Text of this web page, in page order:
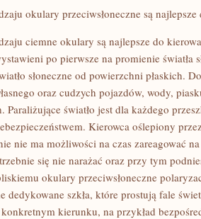
MIEJSCACH
MA
OKAZJI
WYKAZANIE
SIĘ
INNOWACYJNYM
WYGLĄDEM
INDYWIDUALNYM
PODEJŚCIEM
MODY
okulary przeciwsłoneczne są
ciemne okulary są najlepsze do
po pierwsze na promienie światła
słoneczne od powierzchni płaskich.
oraz cudzych pojazdów, wody,
Paraliżujące światło jest dla każdego
Kierowca oślepiony
nie ma możliwości na czas zareagować
się nie narażać oraz przy tym
okulary przeciwsłoneczne
dedykowane szkła, które prostują fale
kierunku, na przykład